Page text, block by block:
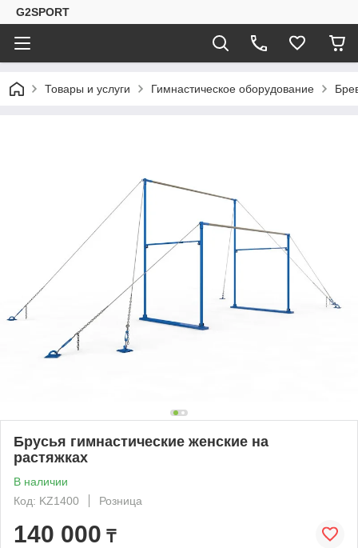
G2SPORT
Товары и услуги Гимнастическое оборудование
Брусья гимнастические женские на
растяжках
В наличии
Код: KZ1400
Розница
140 000 ₸